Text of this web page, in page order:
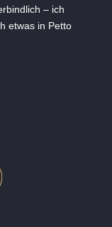
– ich
etwas in Petto